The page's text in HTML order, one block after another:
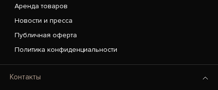
Аренда товаров
Новости и пресса
Публичная оферта
Политика конфиденциальности
Контакты